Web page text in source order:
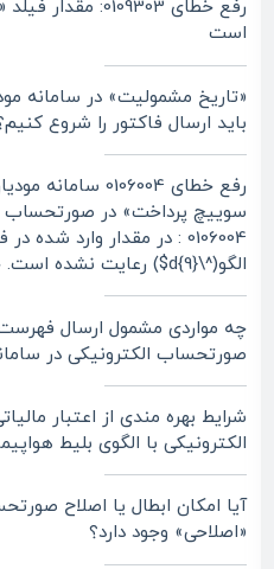
رفع خطای 0109303:
است
«تاریخ مشمولیت» در سامانه
باید ارسال فاکتور را شروع
رفع خطای 0106004
سوییچ پرداخت» در
0106004 : در مقدار وارد
الگو(^\d{9}$) رعایت نشده است. چیست؟
چه مواردی مشمول ارسال
صورتحساب الکترونیکی در
شرایط بهره مندی از اعتبار
الکترونیکی با الگوی بلیط
آیا امکان ابطال یا اصلاح
«اصلاحی» وجود دارد؟